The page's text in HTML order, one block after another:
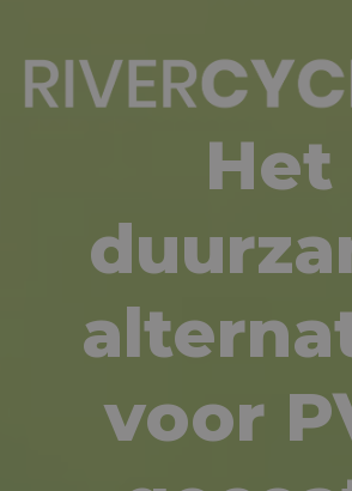
Het
voor